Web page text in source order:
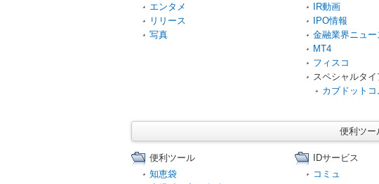
エンタメ
リリース
写真
IR動画
IPO情報
金融業界ニュー
MT4
フィスコ
スペシャルタ
カブドット
便利ツー
便利ツール
知恵袋
IDサービス
コミュ